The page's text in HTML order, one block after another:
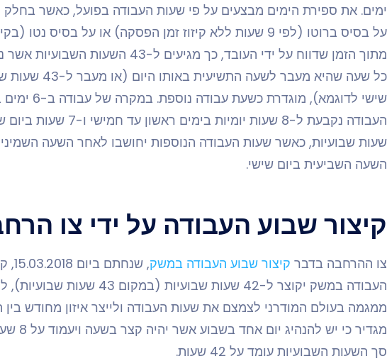
ימים. את ספירת הימים מבצעים על פי שעות העבודה בפועל, כאשר
מתוך הזמן שדווח על ידי העובד, כך
כל שעה שהיא
שישי
שעות שבועיות, כאשר שעות העבודה הנוספות יחושבו לאחר השעה
השעה השביעית ביום שישי.
קיצור שבוע העבודה על ידי צו
צו ההרחבה בדבר קיצור שבוע העבודה במשק
העבודה במשק יקוצר ל-42 שעות
ממגמה בעולם המודרני לצמצם את שעות העבודה ולייצר איזון מחודש בין
סך השעות השבועיות עומד על 42 שעות.